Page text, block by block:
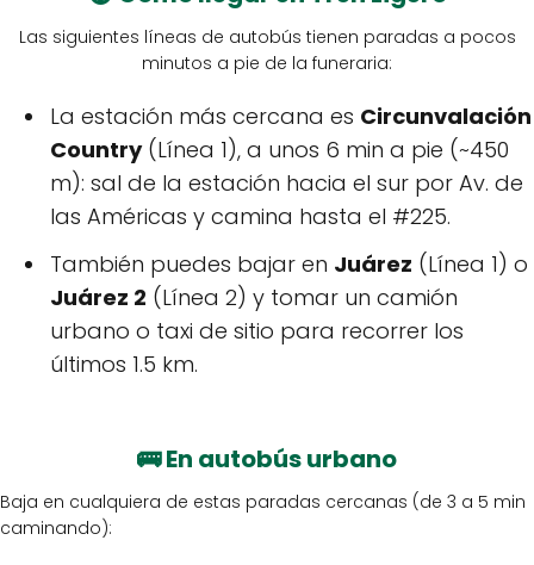
Las siguientes líneas de autobús tienen paradas a pocos
minutos a pie de la funeraria:
La estación más cercana es Circunvalación
Country(Línea 1), a unos 6 min a pie (~450
m): sal de la estación hacia el sur por Av. de
las Américas y camina hasta el #225.
También puedes bajar en Juárez (Línea 1) o
Juárez 2 (Línea 2) y tomar un camión
urbano o taxi de sitio para recorrer los
últimos 1.5 km.
🚌En autobús urbano
Baja en cualquiera de estas paradas cercanas (de 3 a 5 min
caminando):